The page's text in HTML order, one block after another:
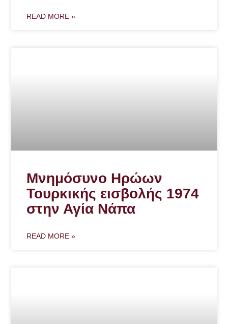
READ MORE »
Μνημόσυνο Ηρώων
Τουρκικής εισβολής 1974
στην Αγία Νάπα
READ MORE »